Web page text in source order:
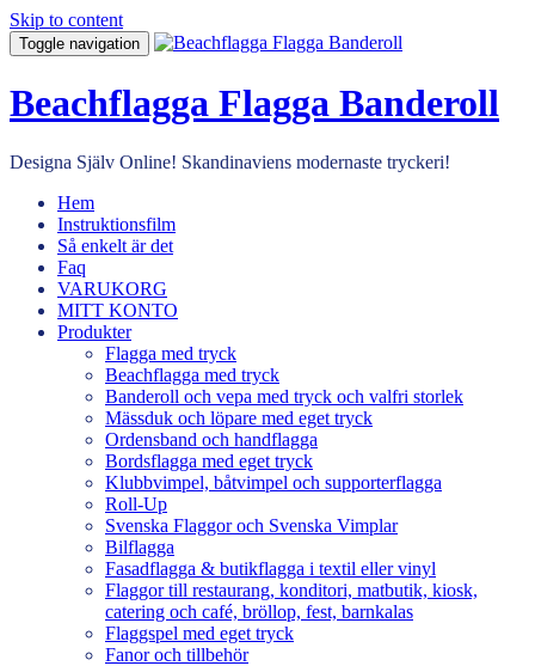
Skip to content
Toggle navigation
Beachflagga Flagga Banderoll
Designa Själv Online! Skandinaviens modernaste tryckeri!
Hem
Instruktionsfilm
Så enkelt är det
Faq
VARUKORG
MITT KONTO
Produkter
Flagga med tryck
Beachflagga med tryck
Banderoll och vepa med tryck och valfri storlek
Mässduk och löpare med eget tryck
Ordensband och handflagga
Bordsflagga med eget tryck
Klubbvimpel, båtvimpel och supporterflagga
Roll-Up
Svenska Flaggor och Svenska Vimplar
Bilflagga
Fasadflagga & butikflagga i textil eller vinyl
Flaggor till restaurang, konditori, matbutik, kiosk,
catering och café, bröllop, fest, barnkalas
Flaggspel med eget tryck
Fanor och tillbehör